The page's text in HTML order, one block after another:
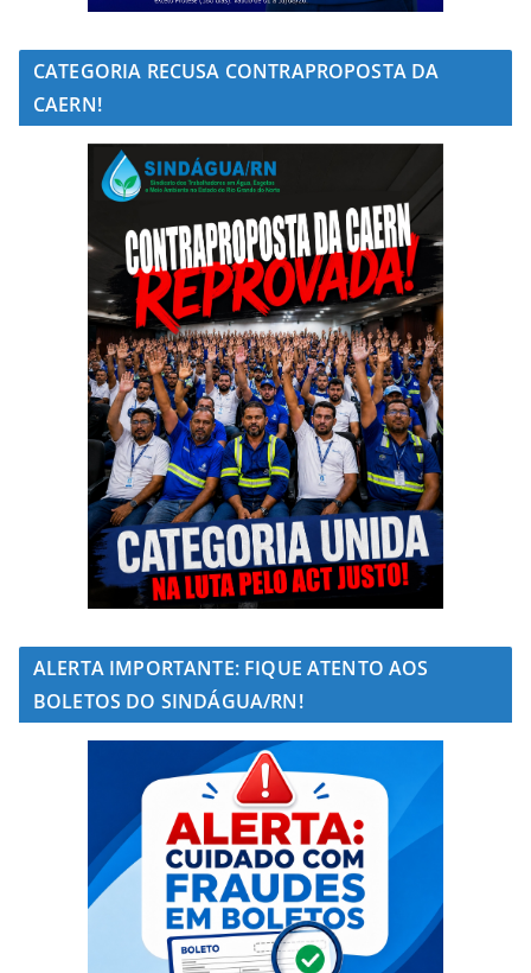
CATEGORIA RECUSA CONTRAPROPOSTA DA
CAERN!
ALERTA IMPORTANTE: FIQUE ATENTO AOS
BOLETOS DO SINDÁGUA/RN!